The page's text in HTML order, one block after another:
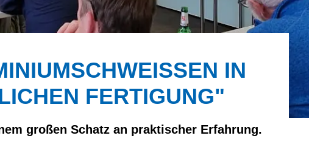
IN D
FERTIGUNG"
großen Schatz an praktischer Erfahrung.